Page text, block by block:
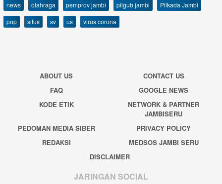
news
olahraga pemprov jambi pilgub jambi
Pilkada Jambi
pop
situs sv us virus corona
ABOUT US
CONTACT US
FAQ
GOOGLE NEWS
KODE ETIK
NETWORK & PARTNER
JAMBISERU
PEDOMAN MEDIA SIBER
PRIVACY POLICY
REDAKSI
MEDSOS JAMBI SERU
DISCLAIMER
JARINGAN SOCIAL